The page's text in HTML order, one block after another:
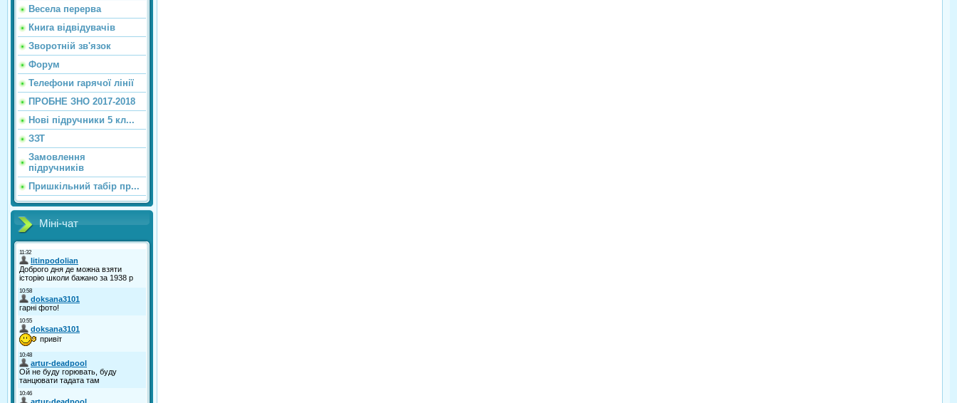
Весела перерва
Книга відвідувачів
Зворотній зв'язок
Форум
Телефони гарячої лінії
ПРОБНЕ ЗНО 2017-2018
Нові підручники 5 кл...
ЗЗТ
Замовлення
підручників
Пришкільний табір пр...
Міні-чат